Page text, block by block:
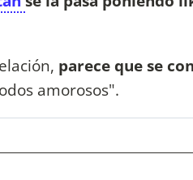
parece que se
amorosos".